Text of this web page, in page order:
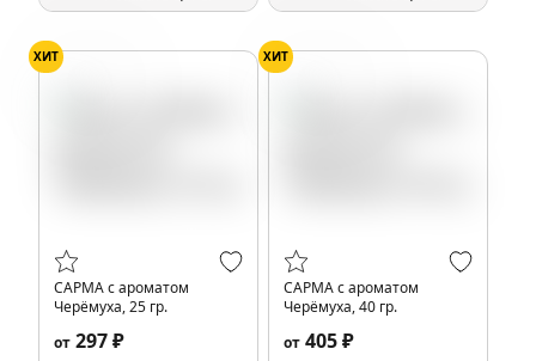
ХИТ
САРМА с ароматом
Черёмуха, 25 гр.
от 297 ₽
ХИТ
САРМА с ароматом
Черёмуха, 40 гр.
от 405 ₽